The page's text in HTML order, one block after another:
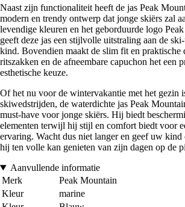
Naast zijn functionaliteit heeft de jas Peak
modern en trendy ontwerp dat jonge skiërs zal
levendige kleuren en het geborduurde logo
geeft deze jas een stijlvolle uitstraling aan de
kind. Bovendien maakt de slim fit en praktische
ritszakken en de afneembare capuchon het een
esthetische keuze.
Of het nu voor de wintervakantie met het gezin
skiwedstrijden, de waterdichte jas Peak
must-have voor jonge skiërs. Hij biedt
elementen terwijl hij stijl en comfort biedt voor
ervaring. Wacht dus niet langer en geef uw kind
hij ten volle kan genieten van zijn dagen op de
Aanvullende informatie
Merk
Peak Mountain
Kleur
marine